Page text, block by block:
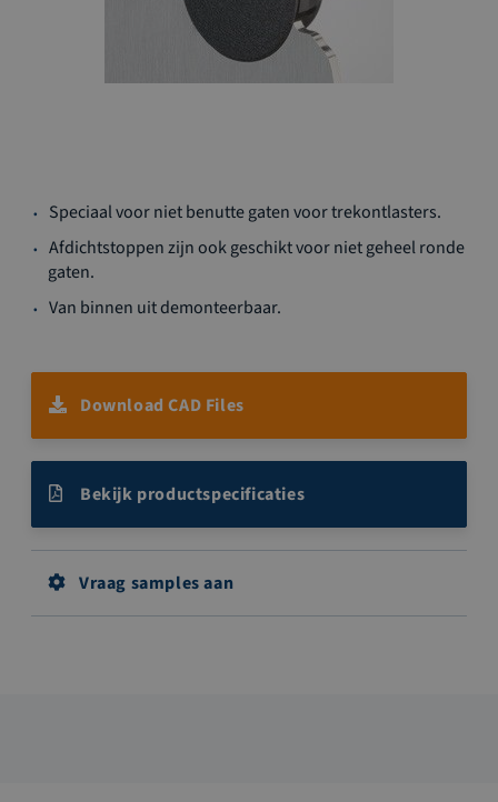
naar
het
begin
de
Speciaal voor niet benutte gaten voor trekontlasters.
Afdichtstoppen zijn ook geschikt voor niet geheel ronde
gaten.
Van binnen uit demonteerbaar.
Download CAD Files
Bekijk productspecificaties
Vraag samples aan